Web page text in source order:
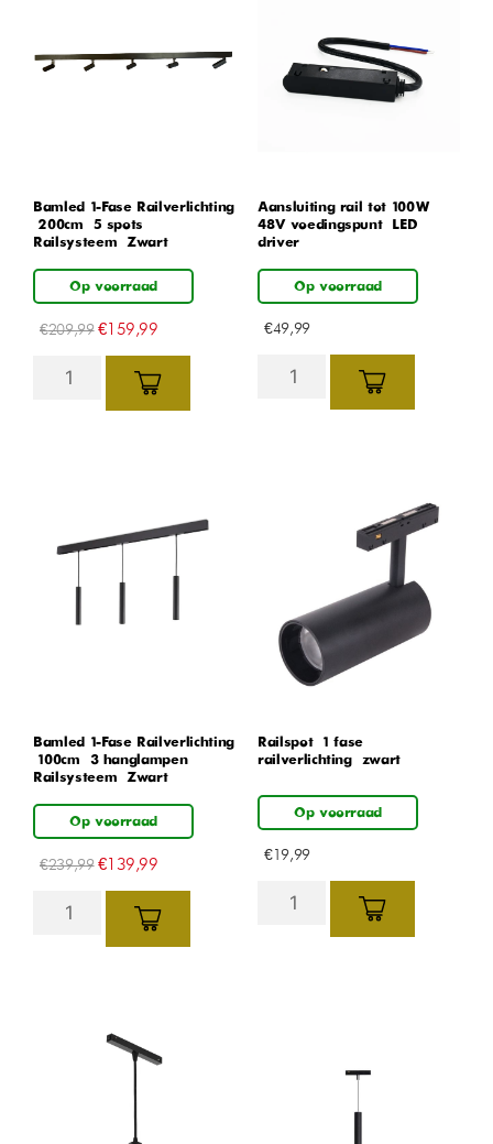
Bamled 1-Fase Railverlichting
– 200cm – 5 spots –
Railsysteem – Zwart
Op voorraad
€209,99 €159,99
Aansluiting rail tot 100W
48V voedingspunt – LED
driver
Op voorraad
€49,99
Bamled 1-Fase Railverlichting
– 100cm – 3 hanglampen –
Railsysteem – Zwart
Op voorraad
€239,99 €139,99
Railspot – 1 fase
railverlichting – zwart
Op voorraad
€19,99